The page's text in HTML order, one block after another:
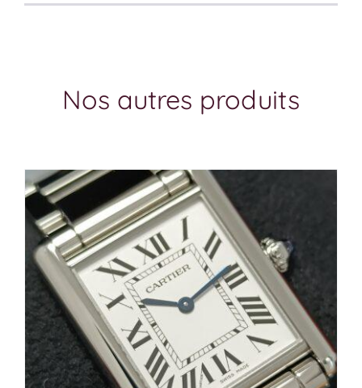
Nos autres produits